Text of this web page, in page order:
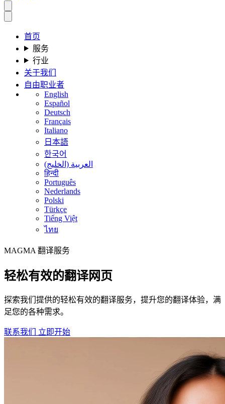
首页
服务
行业
关于我们
自由职业者
English
Español
Deutsch
Français
Italiano
日本語
한국어
العربية (الخليج)
हिन्दी
Português
Nederlands
Polski
Türkçe
Tiếng Việt
ไทย
MAGMA 翻译服务
轻松有效的翻译网页
探索我们提供的轻松有效的翻译服务，提升您的翻译体验，满
足您的各种需求。
联系我们 立即开始